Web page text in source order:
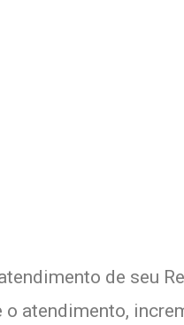
de seu
atendimento,